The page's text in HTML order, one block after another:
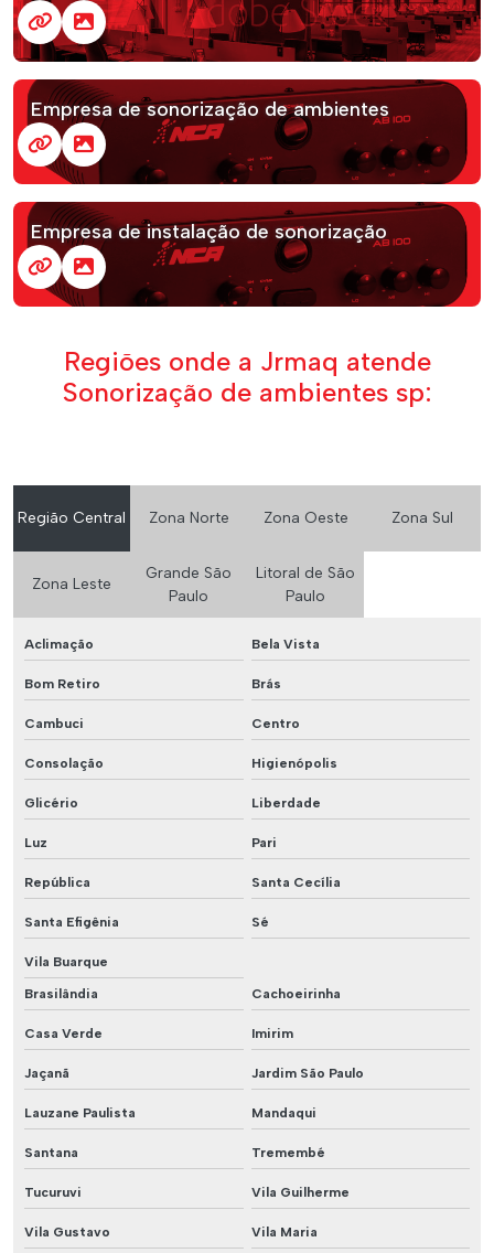
Empresa de sonorização de ambientes
Empresa de instalação de sonorização
Regiões onde a Jrmaq atende
Sonorização de ambientes sp:
Região Central Zona Norte Zona Oeste Zona Sul
Zona Leste
Grande São
Paulo
Litoral de São
Paulo
Aclimação Bela Vista
Bom Retiro Brás
Cambuci Centro
Consolação Higienópolis
Glicério Liberdade
Luz Pari
República Santa Cecília
Santa Efigênia Sé
Vila Buarque
Brasilândia Cachoeirinha
Casa Verde Imirim
Jaçanã Jardim São Paulo
Lauzane Paulista Mandaqui
Santana Tremembé
Tucuruvi Vila Guilherme
Vila Gustavo Vila Maria